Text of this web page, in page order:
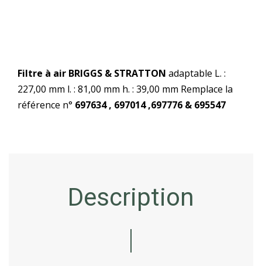
Filtre à air BRIGGS & STRATTON adaptable L. :
227,00 mm l. : 81,00 mm h. : 39,00 mm Remplace la
référence n° 697634 , 697014 ,697776 & 695547
Description